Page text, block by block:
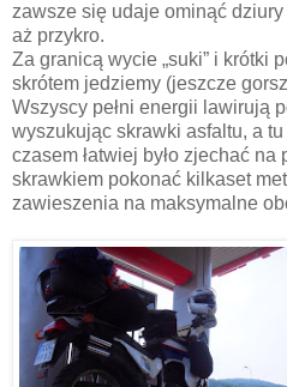
zawsze się udaje ominąć
aż przykro.
Za granicą wycie „suki” i krótki
skrótem jedziemy (jeszcze
Wszyscy pełni energii lawirują
wyszukując skrawki asfaltu, a
czasem łatwiej było zjechać
skrawkiem pokonać kilkaset
zawieszenia na maksymalne